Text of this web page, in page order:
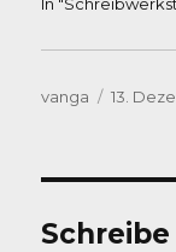
Autor
vanga 13.